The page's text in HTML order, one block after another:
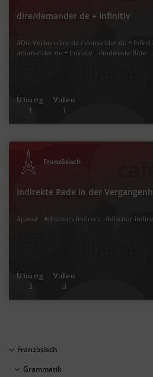
dire/demander de + Infinitiv
#Die Verben dire de / demander de +
#demander de + Infinitiv
#indirekte Bitte
Übung
1
Video
1
Französisch
Indirekte Rede in der
#passé #discours indirect #discour
Übung
3
Video
3
Französisch
Grammatik